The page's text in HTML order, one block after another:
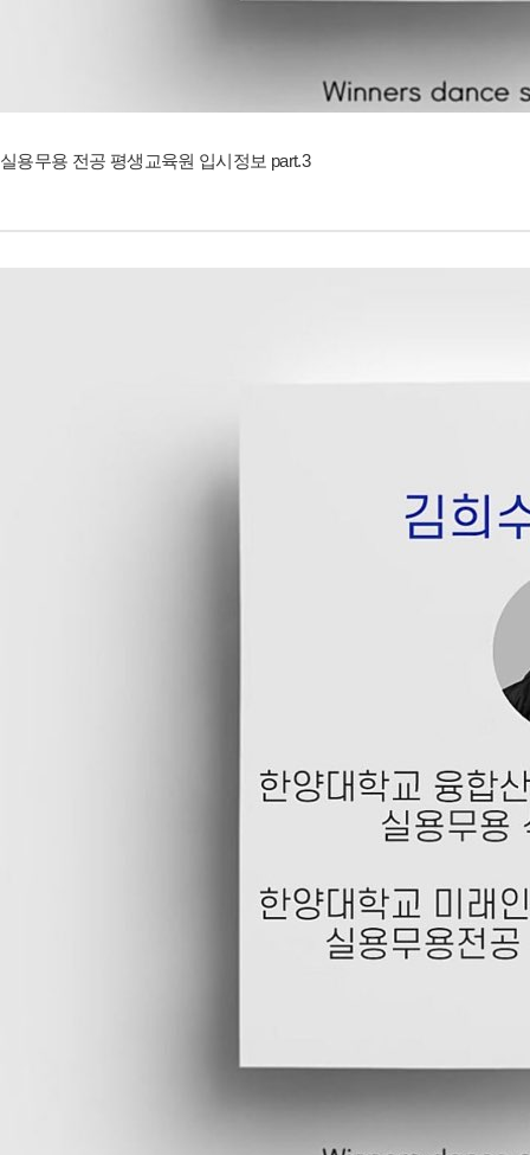
실용무용 전공 평생교육원 입시정보 part.3